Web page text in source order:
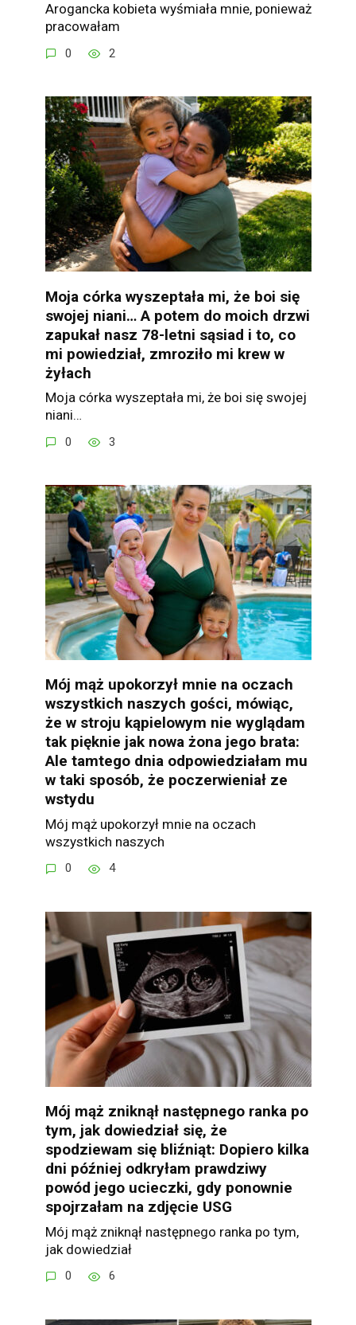
Arogancka kobieta wyśmiała mnie, ponieważ
pracowałam
0 2
Moja córka wyszeptała mi, że boi się
swojej niani… A potem do moich drzwi
zapukał nasz 78-letni sąsiad i to, co
mi powiedział, zmroziło mi krew w
żyłach
Moja córka wyszeptała mi, że boi się swojej
niani…
0 3
Mój mąż upokorzył mnie na oczach
wszystkich naszych gości, mówiąc,
że w stroju kąpielowym nie wyglądam
tak pięknie jak nowa żona jego brata:
Ale tamtego dnia odpowiedziałam mu
w taki sposób, że poczerwieniał ze
wstydu
Mój mąż upokorzył mnie na oczach
wszystkich naszych
0 4
Mój mąż zniknął następnego ranka po
tym, jak dowiedział się, że
spodziewam się bliźniąt: Dopiero kilka
dni później odkryłam prawdziwy
powód jego ucieczki, gdy ponownie
spojrzałam na zdjęcie USG
Mój mąż zniknął następnego ranka po tym,
jak dowiedział
0 6